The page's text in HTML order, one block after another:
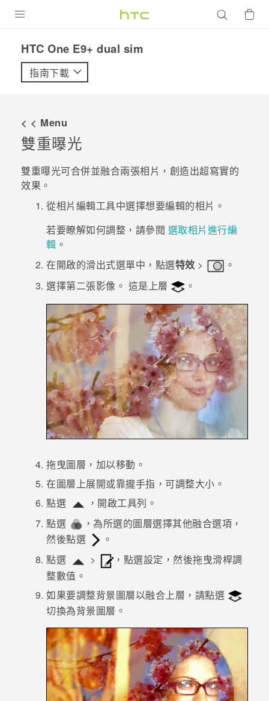
VIVE
配件
優惠專區
焦點訊息
校園專案
企業採購
銷售通路
支援服務
VIVELAND
HTC One E9+ dual sim‎
指南下載
< < Menu
雙重曝光
雙重曝光可合併並融合兩張相片，創造出超寫實的
效果。
從相片編輯工具中選擇想要編輯的相片。
若要瞭解如何調整，請參閱 選取相片進行編
輯 。
在開啟的滑出式選單中，點選特效 >
。
選擇第二張影像。 這是上層 。
拖曳圖層，加以移動。
在圖層上展開或靠攏手指，可調整大小。
點選
，開啟工具列。
點選
，為所選的圖層選擇其他融合選項，
然後點選
。
點選
>
，點選設定，然後拖曳滑桿調
整數值。
如果要調整背景圖層以融合上層，請點選
切換為背景圖層。